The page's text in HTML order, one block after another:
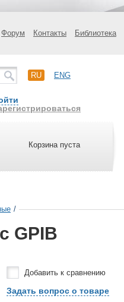
Форум Контакты Библиотека
RU ENG
Корзина пуста
/
GPIB
Добавить к сравнению
Задать вопрос о товаре